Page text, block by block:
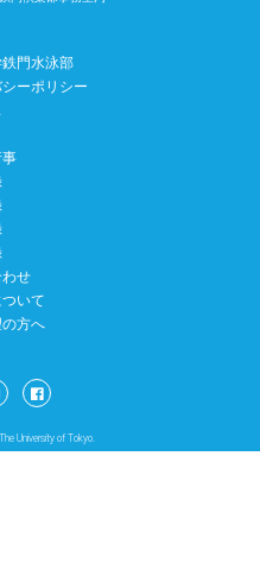
門水泳部
ーポリシー
せ
いて
の方へ
University of Tokyo.